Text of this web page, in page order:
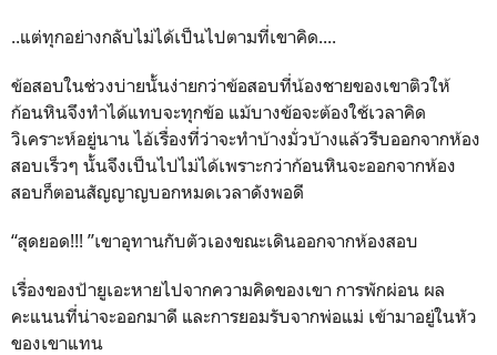
..แต่ทุกอย่างกลับไม่ได้เป็นไปตามที่เขาคิด....
ข้อสอบในช่วงบ่ายนั้นง่ายกว่าข้อสอบที่น้องชายของเขาติวให้
ก้อนหินจึงทำได้แทบจะทุกข้อ แม้บางข้อจะต้องใช้เวลาคิด
วิเคราะห์อยู่นาน ไอ้เรื่องที่ว่าจะทำบ้างมั่วบ้างแล้วรีบออกจากห้อง
สอบเร็วๆ นั้นจึงเป็นไปไม่ได้เพราะกว่าก้อนหินจะออกจากห้อง
สอบก็ตอนสัญญาญบอกหมดเวลาดังพอดี
“สุดยอด!!! ”เขาอุทานกับตัวเองขณะเดินออกจากห้องสอบ
เรื่องของป้ายูเอะหายไปจากความคิดของเขา การพักผ่อน ผล
คะแนนที่น่าจะออกมาดี และการยอมรับจากพ่อแม่ เข้ามาอยู่ในหัว
ของเขาแทน